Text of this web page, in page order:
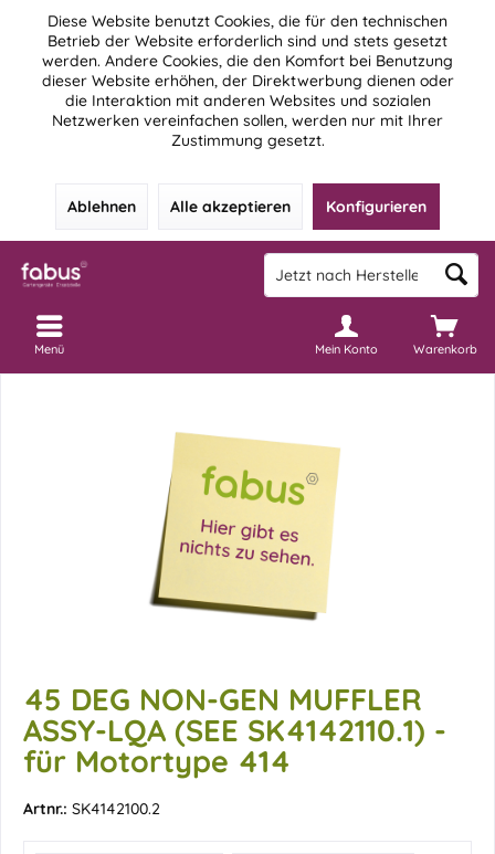
Diese Website benutzt Cookies, die für den technischen
Betrieb der Website erforderlich sind und stets gesetzt
werden. Andere Cookies, die den Komfort bei Benutzung
dieser Website erhöhen, der Direktwerbung dienen oder
die Interaktion mit anderen Websites und sozialen
Netzwerken vereinfachen sollen, werden nur mit Ihrer
Zustimmung gesetzt.
Ablehnen Alle akzeptieren Konfigurieren
Warenkorb
Mein Konto
Menü
45 DEG NON-GEN MUFFLER
ASSY-LQA (SEE SK4142110.1) -
für Motortype 414
Artnr.: SK4142100.2